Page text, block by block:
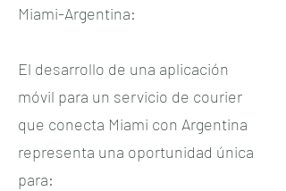
Miami-Argentina:
El desarrollo de una aplicación
móvil para un servicio de courier
que conecta Miami con Argentina
representa una oportunidad única
para: